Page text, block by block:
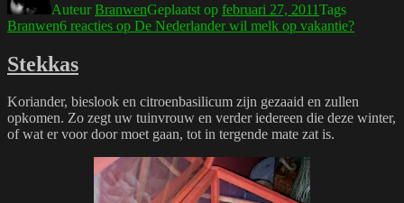
AuteurBranwenGeplaatst op februari 27, 2011Tags
Branwen6 reacties op De Nederlander wil melk op vakantie?
Stekkas
Koriander, bieslook en citroenbasilicum zijn gezaaid en zullen
opkomen. Zo zegt uw tuinvrouw en verder iedereen die deze winter,
of wat er voor door moet gaan, tot in tergende mate zat is.